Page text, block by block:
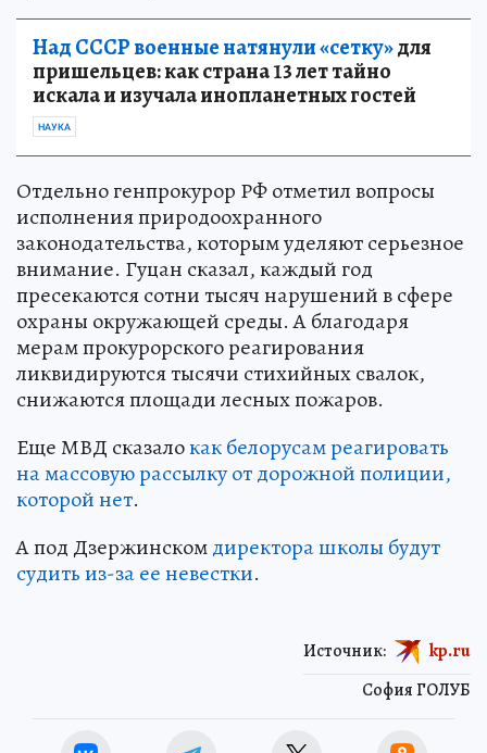
Над СССР военные натянули «сетку»для
пришельцев: как страна 13 лет тайно
искала и изучала инопланетных гостей
НАУКА
Отдельно генпрокурор РФ отметил вопросы
исполнения природоохранного
законодательства, которым уделяют серьезное
внимание. Гуцан сказал, каждый год
пресекаются сотни тысяч нарушений в сфере
охраны окружающей среды. А благодаря
мерам прокурорского реагирования
ликвидируются тысячи стихийных свалок,
снижаются площади лесных пожаров.
Еще МВД сказалокак белорусам реагировать
на массовую рассылку от дорожной полиции,
которой нет.
А под Дзержинскомдиректора школы будут
судить из-за ее невестки.
София ГОЛУБ
Источник: kp.ru